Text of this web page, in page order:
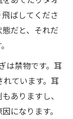
ばしてくださ
だと、それだ
は禁物です。耳
ています。耳
ありますし、
になります。